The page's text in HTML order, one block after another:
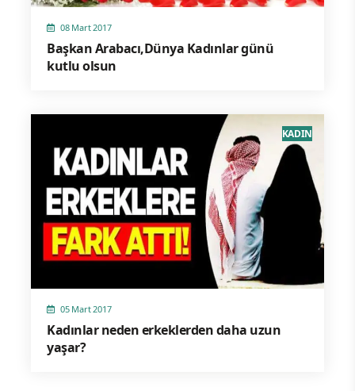
08 Mart 2017
Başkan Arabacı,Dünya Kadınlar günü
kutlu olsun
05 Mart 2017
Kadınlar neden erkeklerden daha uzun
yaşar?
KADIN